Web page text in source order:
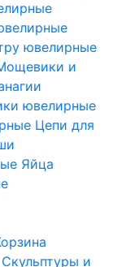
ювелирные
и
ювелирные
Цепи для
Яйца
Скульптуры и